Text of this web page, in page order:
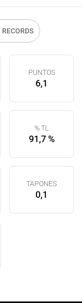
RECORDS
PUNTOS
6,1
% TL
91,7 %
TAPONES
0,1